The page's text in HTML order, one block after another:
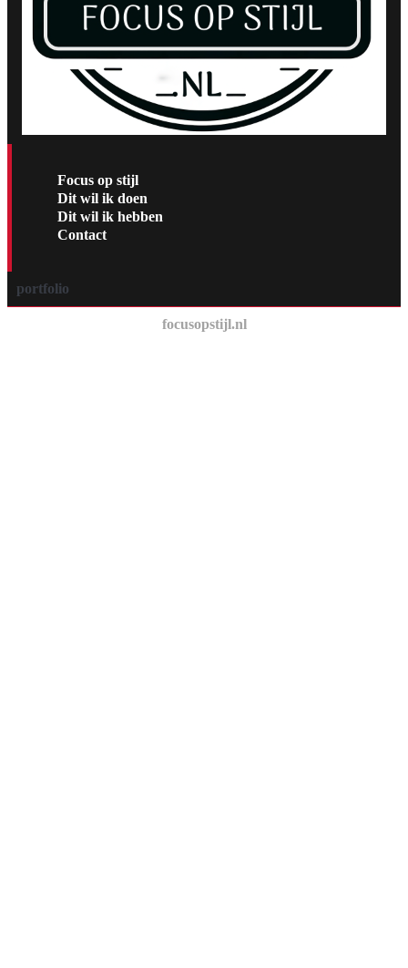
Focus op stijl
Dit wil ik doen
Dit wil ik hebben
Contact
portfolio
focusopstijl.nl